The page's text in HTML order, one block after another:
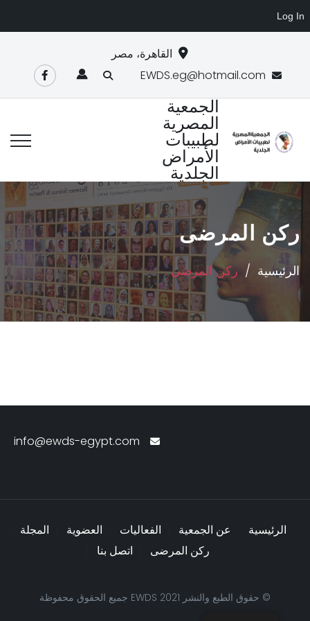
Log In
القاهرة، مصر
EWDS.eg@hotmail.com
الجمعية
المصرية
لطبيبات
الأمراض
الجلدية
ركن المرضى
الرئيسية ركن المرضى
info@ewds-egypt.com
الرئيسية عن الجمعية الفعاليات العضوية
المجلة
ركن المرضى
اتصل بنا
© حقوق الطبع والنشر EWDS 2021 جميع الحقوق محفوظة